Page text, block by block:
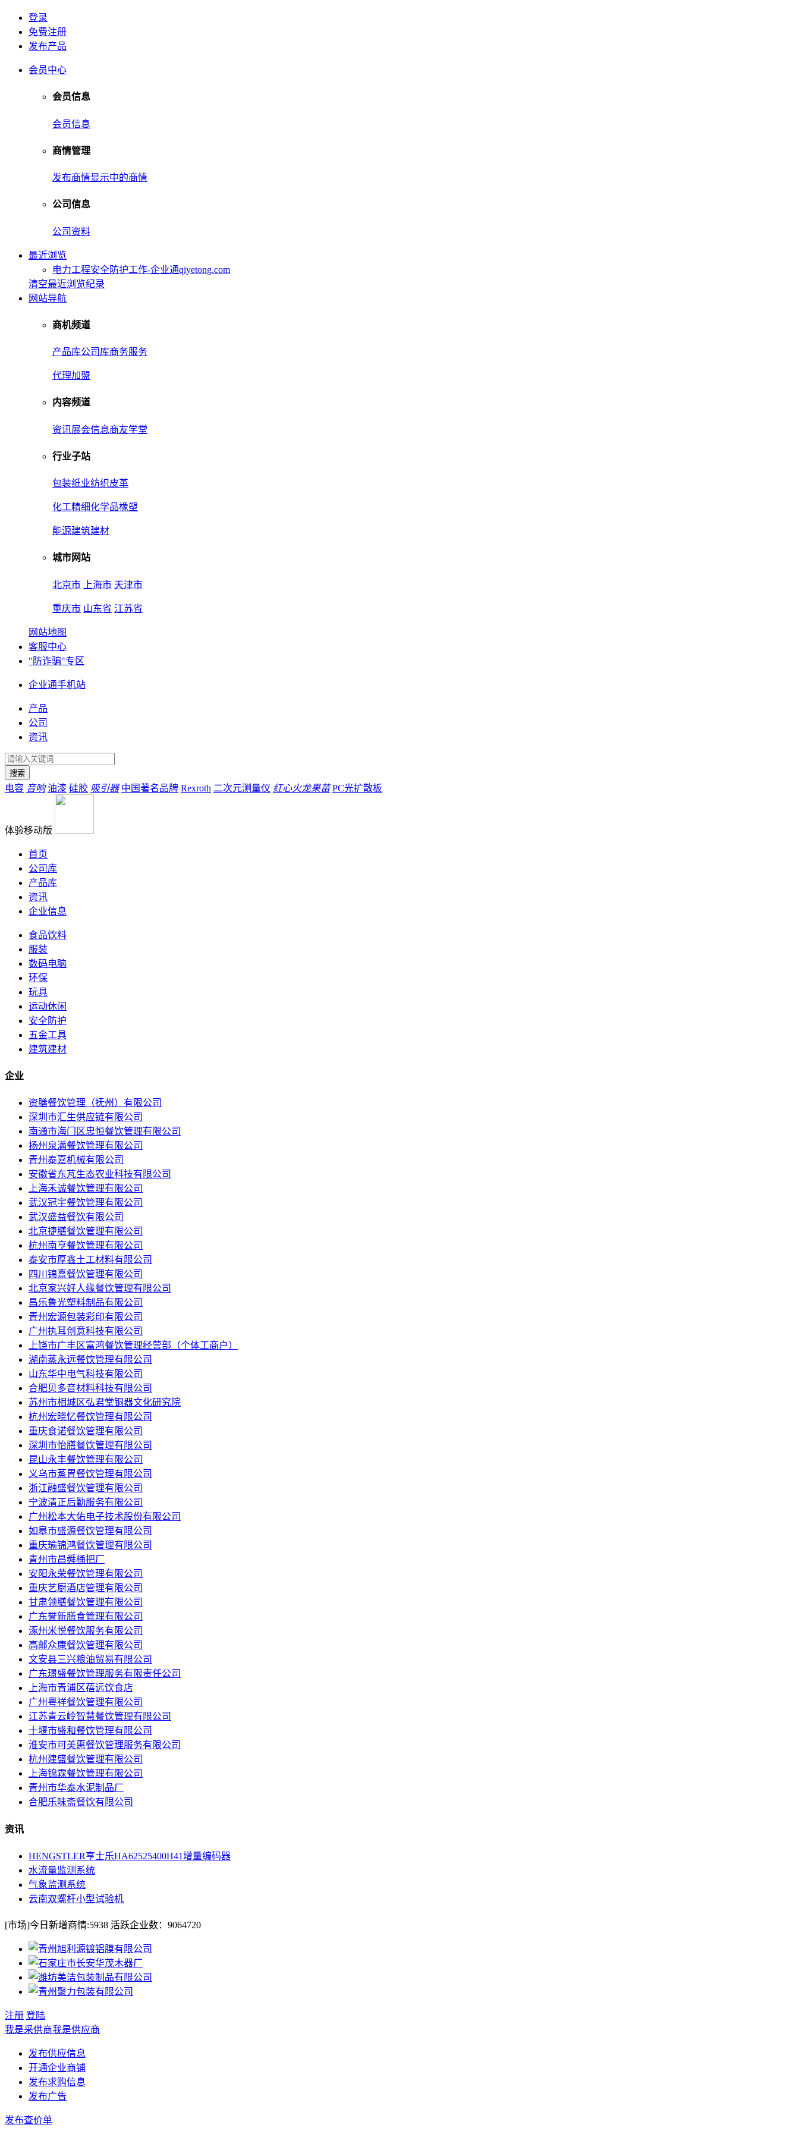
登录
免费注册
发布产品
会员中心
会员信息
会员信息
商情管理
发布商情显示中的商情
公司信息
公司资料
最近浏览
电力工程安全防护工作-企业通qiyetong.com
清空最近浏览纪录
网站导航
商机频道
产品库公司库商务服务
代理加盟
内容频道
资讯展会信息商友学堂
行业子站
包装纸业纺织皮革
化工精细化学品橡塑
能源建筑建材
城市网站
北京市 上海市 天津市
重庆市 山东省 江苏省
网站地图
客服中心
"防诈骗"专区
企业通手机站
产品
公司
资讯
电容 音响 油漆 硅胶 吸引器 中国著名品牌 Rexroth 二次元测量仪 红心火龙果苗 PC光扩散板
体验移动版
首页
公司库
产品库
资讯
企业信息
食品饮料
服装
数码电脑
环保
玩具
运动休闲
安全防护
五金工具
建筑建材
企业
资膳餐饮管理（抚州）有限公司
深圳市汇生供应链有限公司
南通市海门区忠恒餐饮管理有限公司
扬州泉满餐饮管理有限公司
青州泰嘉机械有限公司
安徽省东芃生态农业科技有限公司
上海禾诚餐饮管理有限公司
武汉冠宇餐饮管理有限公司
武汉盛益餐饮有限公司
北京捷膳餐饮管理有限公司
杭州南亨餐饮管理有限公司
泰安市厚鑫土工材料有限公司
四川锦熹餐饮管理有限公司
北京家兴好人缘餐饮管理有限公司
昌乐鲁光塑料制品有限公司
青州宏源包装彩印有限公司
广州执耳创意科技有限公司
上饶市广丰区富鸿餐饮管理经营部（个体工商户）
湖南蒸永远餐饮管理有限公司
山东华中电气科技有限公司
合肥贝多音材料科技有限公司
苏州市相城区弘君堂铜器文化研究院
杭州宏晓忆餐饮管理有限公司
重庆食诺餐饮管理有限公司
深圳市怡膳餐饮管理有限公司
昆山永丰餐饮管理有限公司
义乌市蒸胃餐饮管理有限公司
浙江融盛餐饮管理有限公司
宁波清正后勤服务有限公司
广州松本大佑电子技术股份有限公司
如皋市盛源餐饮管理有限公司
重庆瑜锦鸿餐饮管理有限公司
青州市昌舜桶把厂
安阳永荣餐饮管理有限公司
重庆艺厨酒店管理有限公司
甘肃领膳餐饮管理有限公司
广东誉新膳食管理有限公司
涿州米悦餐饮服务有限公司
高邮众康餐饮管理有限公司
文安县三兴粮油贸易有限公司
广东璟盛餐饮管理服务有限责任公司
上海市青浦区蓓远饮食店
广州粤祥餐饮管理有限公司
江苏青云岭智慧餐饮管理有限公司
十堰市盛和餐饮管理有限公司
淮安市可美惠餐饮管理服务有限公司
杭州建盛餐饮管理有限公司
上海锦霖餐饮管理有限公司
青州市华泰水泥制品厂
合肥乐味斋餐饮有限公司
资讯
HENGSTLER亨士乐HA62525400H41增量编码器
水流量监测系统
气象监测系统
云南双螺杆小型试验机
[市场]今日新增商情:5938 活跃企业数： 9064720
注册 登陆
我是采供商我是供应商
发布供应信息
开通企业商铺
发布求购信息
发布广告
发布查价单